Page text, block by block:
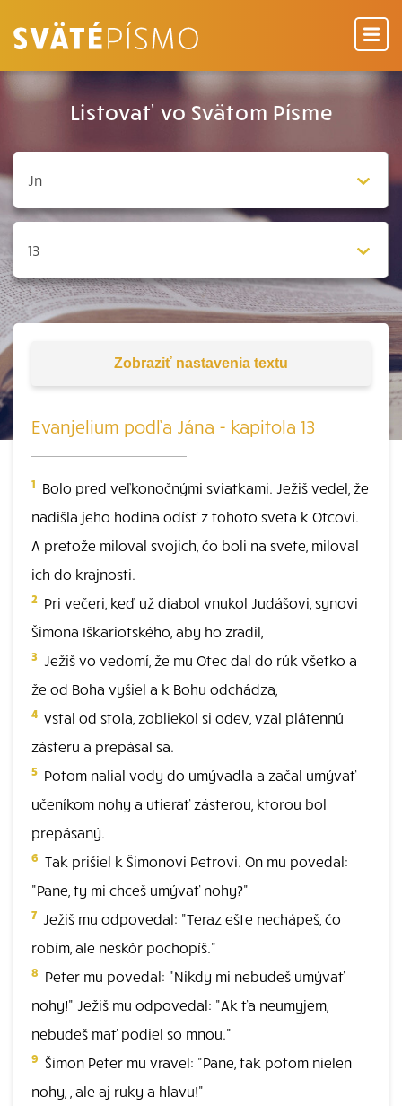
Listovať vo Svätom Písme
Zobraziť nastavenia textu
Evanjelium podľa Jána - kapitola 13
1 Bolo pred veľkonočnými sviatkami. Ježiš vedel, že
nadišla jeho hodina odísť z tohoto sveta k Otcovi.
A pretože miloval svojich, čo boli na svete, miloval
ich do krajnosti.
2 Pri večeri, keď už diabol vnukol Judášovi, synovi
Šimona Iškariotského, aby ho zradil,
3 Ježiš vo vedomí, že mu Otec dal do rúk všetko a
že od Boha vyšiel a k Bohu odchádza,
4 vstal od stola, zobliekol si odev, vzal plátennú
zásteru a prepásal sa.
5 Potom nalial vody do umývadla a začal umývať
učeníkom nohy a utierať zásterou, ktorou bol
prepásaný.
6 Tak prišiel k Šimonovi Petrovi. On mu povedal:
"Pane, ty mi chceš umývať nohy?"
7 Ježiš mu odpovedal: "Teraz ešte nechápeš, čo
robím, ale neskôr pochopíš."
8 Peter mu povedal: "Nikdy mi nebudeš umývať
nohy!" Ježiš mu odpovedal: "Ak ťa neumyjem,
nebudeš mať podiel so mnou."
9 Šimon Peter mu vravel: "Pane, tak potom nielen
nohy, , ale aj ruky a hlavu!"